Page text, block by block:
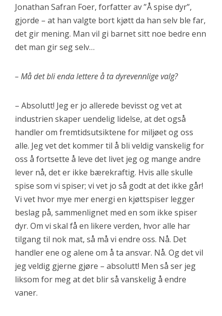
Jonathan Safran Foer, forfatter av ”Å spise dyr”,
gjorde – at han valgte bort kjøtt da han selv ble far,
det gir mening. Man vil gi barnet sitt noe bedre enn
det man gir seg selv…
– Må det bli enda lettere å ta dyrevennlige valg?
– Absolutt! Jeg er jo allerede bevisst og vet at
industrien skaper uendelig lidelse, at det også
handler om fremtidsutsiktene for miljøet og oss
alle. Jeg vet det kommer til å bli veldig vanskelig for
oss å fortsette å leve det livet jeg og mange andre
lever nå, det er ikke bærekraftig. Hvis alle skulle
spise som vi spiser; vi vet jo så godt at det ikke går!
Vi vet hvor mye mer energi en kjøttspiser legger
beslag på, sammenlignet med en som ikke spiser
dyr. Om vi skal få en likere verden, hvor alle har
tilgang til nok mat, så må vi endre oss. Nå. Det
handler ene og alene om å ta ansvar. Nå. Og det vil
jeg veldig gjerne gjøre – absolutt! Men så ser jeg
liksom for meg at det blir så vanskelig å endre
vaner.